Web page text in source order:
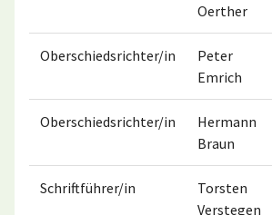
Oerther
Oberschiedsrichter/in
Peter
Emrich
Oberschiedsrichter/in
Hermann
Braun
Schriftführer/in
Torsten
Verstegen